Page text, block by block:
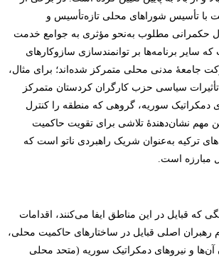
با تأسیس شوراهای محلی تازه‌تأسیس و
حکمرانی مطلوب به‌نحو مؤثری به جوامع خدمت
سایر برنامه‌ها بر توانمند‌سازی سازوکارهای
جامعۀ مدنی محلی متمرکز شده‌اند؛ برای مثال،
تأثیرات سیاسی حزب کارگران کردستان متمرکز
دمکراتیک سوریه، گروهی که منطقه را کنترل
مهم نشان‌دهندۀ تلاشی برای تقویت حاکمیت
ترکیه به‌عنوان شریک راهبردی ناتو است که
مبارزه است.
که قبایل در این مناطق ایفا می‌کنند، اقدامات
رهبران اصلی قبایل در ساختارهای حاکمیت محلی،
آن‌ها و نیروهای دمکراتیک سوریه (متحد محلی